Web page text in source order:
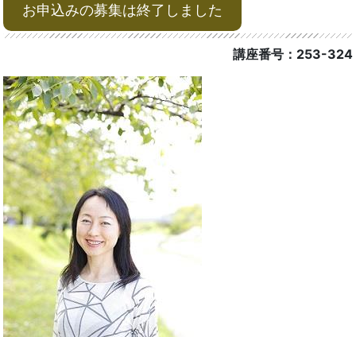
お申込みの募集は終了しました
講座番号：253-324